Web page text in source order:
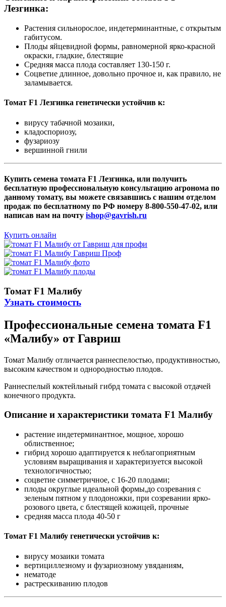
Лезгинка:
Растения сильнорослое, индетерминантные, с открытым
габитусом.
Плоды яйцевидной формы, равномерной ярко-красной
окраски, гладкие, блестящие
Средняя масса плода составляет 130-150 г.
Соцветие длинное, довольно прочное и, как правило, не
заламывается.
Томат F1 Лезгинка генетически устойчив к:
вирусу табачной мозаики,
кладоспориозу,
фузариозу
вершинной гнили
Купить семена томата F1 Лезгинка, или получить
бесплатную профессиональную консультацию агронома по
данному томату, вы можете связавшись с нашим отделом
продаж по бесплатному по РФ номеру 8-800-550-47-02, или
написав нам на почту ishop@gavrish.ru
Купить онлайн
Томат F1 Малибу
Узнать стоимость
Профессиональные семена томата F1
«Малибу» от Гавриш
Томат Малибу отличается раннеспелостью, продуктивностью,
высоким качеством и однородностью плодов.
Раннеспелый коктейльный гибрд томата с высокой отдачей
конечного продукта.
Описание и характеристики томата F1 Малибу
растение индетерминантное, мощное, хорошо
облиственное;
гибрид хорошо адаптируется к неблагоприятным
условиям выращивания и характеризуется высокой
технологичностью;
соцветие симметричное, с 16-20 плодами;
плоды округлые идеальной формы,до созревания с
зеленым пятном у плодоножки, при созревании ярко-
розового цвета, с блестящей кожицей, прочные
средняя масса плода 40-50 г
Томат F1 Малибу генетически устойчив к:
вирусу мозаики томата
вертициллезному и фузариозному увяданиям,
нематоде
растрескиванию плодов